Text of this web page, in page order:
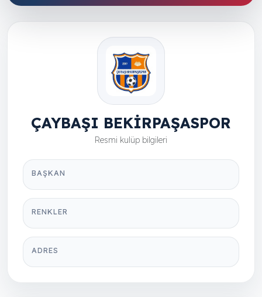
ÇAYBAŞI BEKİRPAŞASPOR
Resmi kulüp bilgileri
BAŞKAN
RENKLER
ADRES